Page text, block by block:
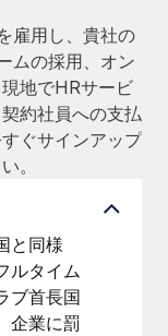
雇用し、貴社の
ムの採用、オン
地でHRサービ
約社員への支払
ぐサインアップ
。
と同様
ルタイム
ブ首長国
企業に罰